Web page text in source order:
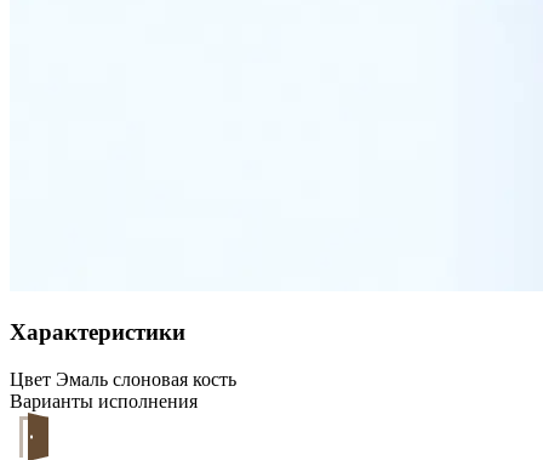
Характеристики
Цвет Эмаль слоновая кость
Варианты исполнения